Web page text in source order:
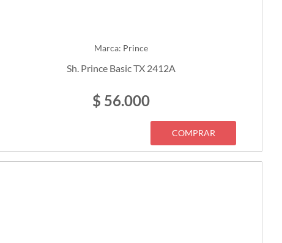
Marca: Prince
Sh. Prince Basic TX 2412A
$ 56.000
COMPRAR